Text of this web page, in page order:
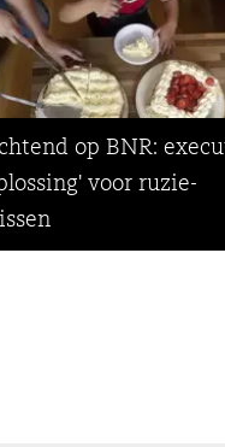
op BNR:
voor ruzie-